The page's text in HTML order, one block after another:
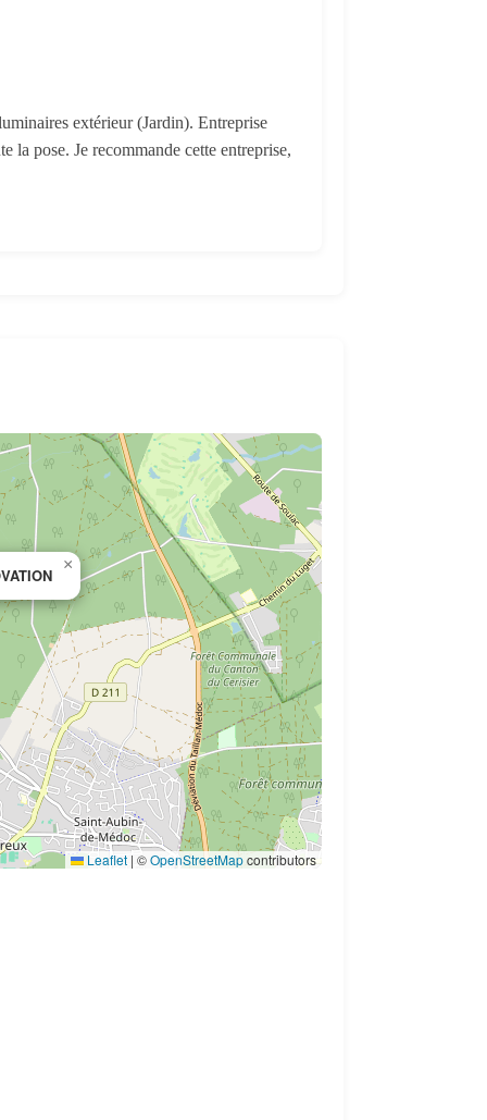
extérieur (Jardin). Entreprise
la pose. Je recommande cette entreprise,
×
Leaflet | ©OpenStreetMapcontributors